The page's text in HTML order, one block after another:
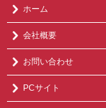
ホーム
会社概要
お問い合わせ
PCサイト